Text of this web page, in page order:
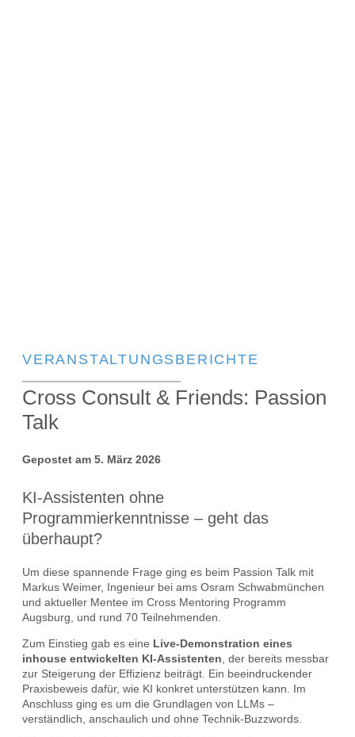
VERANSTALTUNGSBERICHTE
Cross Consult & Friends: Passion
Talk
Gepostet am 5. März 2026
KI-Assistenten ohne
Programmierkenntnisse – geht das
überhaupt?
Um diese spannende Frage ging es beim Passion Talk mit
Markus Weimer, Ingenieur bei ams Osram Schwabmünchen
und aktueller Mentee im Cross Mentoring Programm
Augsburg, und rund 70 Teilnehmenden.
Zum Einstieg gab es eine Live‑Demonstration eines
inhouse entwickelten KI‑Assistenten , der bereits messbar
zur Steigerung der Effizienz beiträgt. Ein beeindruckender
Praxisbeweis dafür, wie KI konkret unterstützen kann. Im
Anschluss ging es um die Grundlagen von LLMs –
verständlich, anschaulich und ohne Technik‑Buzzwords.